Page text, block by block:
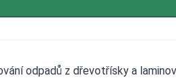
odpadů z dřevotřísky a